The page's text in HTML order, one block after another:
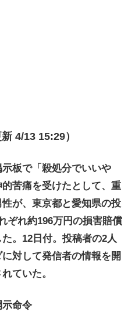
4/13 15:29）
板で「殺処分でいいや
苦痛を受けたとして、重
が、東京都と愛知県の投
ぞれ約196万円の損害賠償
。12日付。投稿者の2人
対して発信者の情報を開
ていた。
命令